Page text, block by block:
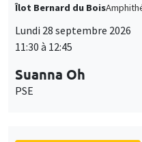
Îlot Bernard du Bois
Lundi 28 septembre 2026
11:30 à 12:45
Suanna Oh
PSE